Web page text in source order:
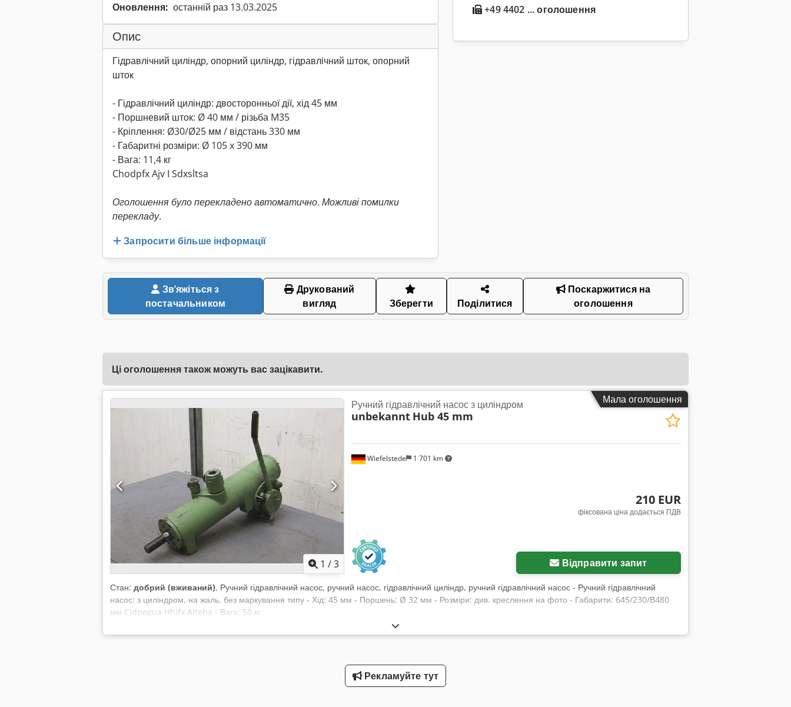
Оновлення: останній раз 13.03.2025
Опис
Гідравлічний циліндр, опорний циліндр, гідравлічний шток, опорний
шток
- Гідравлічний циліндр: двосторонньої дії, хід 45 мм
- Поршневий шток: Ø 40 мм / різьба M35
- Кріплення: Ø30/Ø25 мм / відстань 330 мм
- Габаритні розміри: Ø 105 x 390 мм
- Вага: 11,4 кг
Chodpfx Ajv I Sdxsltsa
Оголошення було перекладено автоматично. Можливі помилки
перекладу.
Запросити більше інформації
+49 4402 ... оголошення
постачальником
Друкований
вигляд
Зберегти Поділитися
Поскаржитися на
оголошення
Ці оголошення також можуть вас зацікавити.
Мала оголошення
1 /3
Wiefelstede 1 701 km
Ручний гідравлічний насос з циліндром
unbekannt Hub 45 mm
210 EUR
фіксована ціна додається ПДВ
Відправити запит
Стан: добрий (вживаний), Ручний гідравлічний насос, ручний насос, гідравлічний циліндр, ручний гідравлічний насос - Ручний гідравлічний
насос: з циліндром, на жаль, без маркування типу - Хід: 45 мм - Поршень: Ø 32 мм - Розміри: див. креслення на фото - Габарити: 645/230/В480
мм Cjdpegua Hhjfx Alteha - Вага: 50 кг
Рекламуйте тут